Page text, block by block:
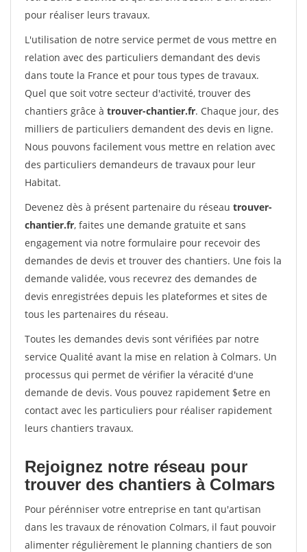
pour réaliser leurs travaux.
L'utilisation de notre service permet de vous mettre en
relation avec des particuliers demandant des devis
dans toute la France et pour tous types de travaux.
Quel que soit votre secteur d'activité, trouver des
chantiers grâce à trouver-chantier.fr. Chaque jour, des
milliers de particuliers demandent des devis en ligne.
Nous pouvons facilement vous mettre en relation avec
des particuliers demandeurs de travaux pour leur
Habitat.
Devenez dès à présent partenaire du réseau trouver-
chantier.fr, faites une demande gratuite et sans
engagement via notre formulaire pour recevoir des
demandes de devis et trouver des chantiers. Une fois la
demande validée, vous recevrez des demandes de
devis enregistrées depuis les plateformes et sites de
tous les partenaires du réseau.
Toutes les demandes devis sont vérifiées par notre
service Qualité avant la mise en relation à Colmars. Un
processus qui permet de vérifier la véracité d'une
demande de devis. Vous pouvez rapidement $etre en
contact avec les particuliers pour réaliser rapidement
leurs chantiers travaux.
Rejoignez notre réseau pour
trouver des chantiers à Colmars
Pour pérénniser votre entreprise en tant qu'artisan
dans les travaux de rénovation Colmars, il faut pouvoir
alimenter régulièrement le planning chantiers de son